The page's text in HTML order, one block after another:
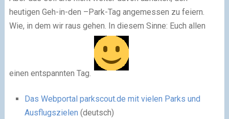
heutigen Geh-in-den –Park-Tag angemessen zu feiern.
Wie, in dem wir raus gehen. In diesem Sinne: Euch allen
einen entspannten Tag.
Das Webportal parkscout.de mit vielen Parks und
Ausflugszielen (deutsch)